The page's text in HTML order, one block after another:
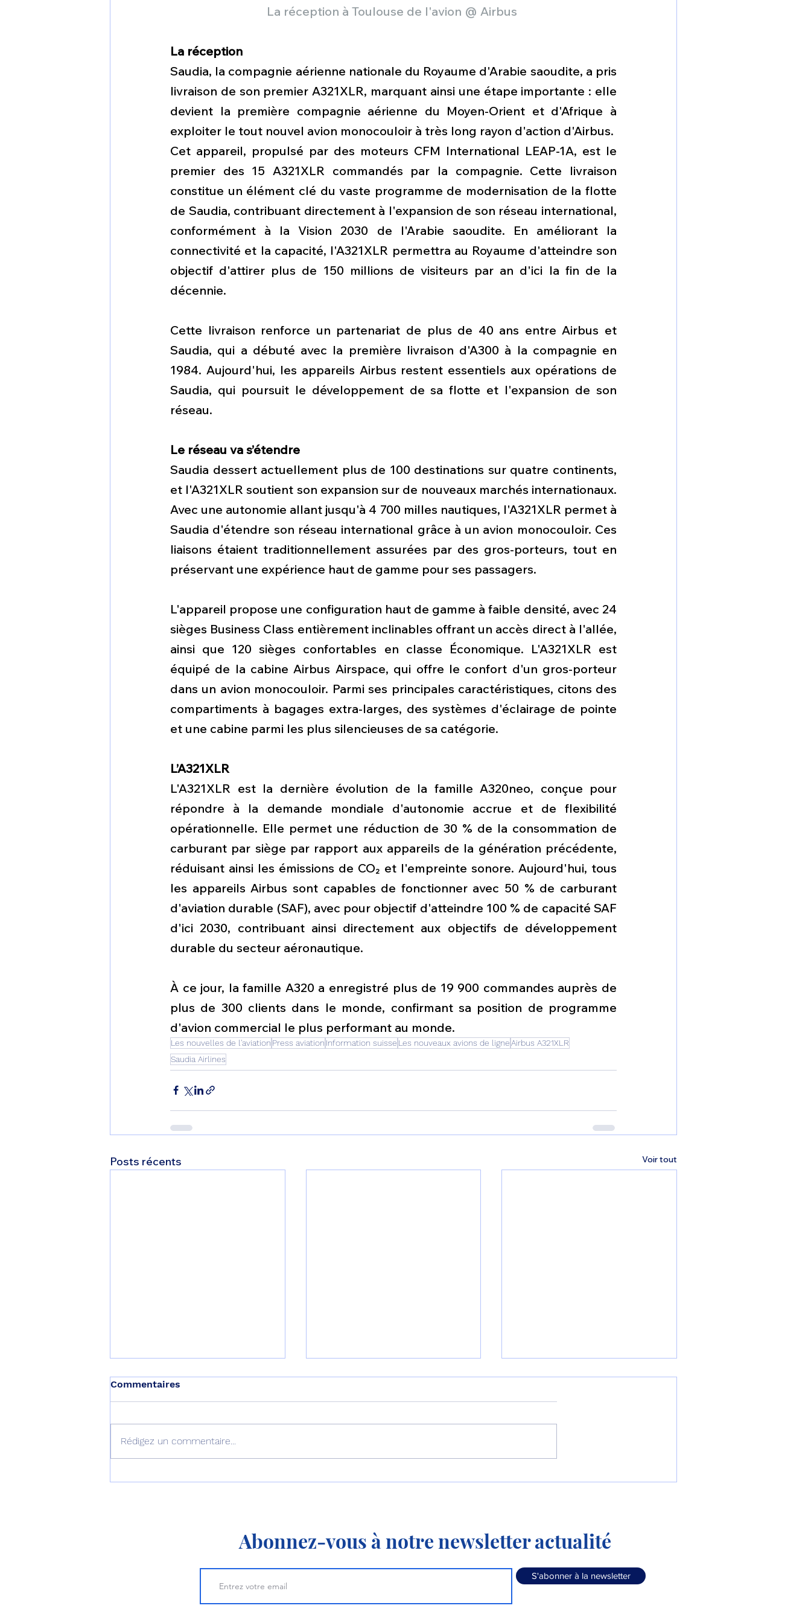
La réception à Toulouse de l'avion @ Airbus
La réception
Saudia, la compagnie aérienne nationale du Royaume d'Arabie saoudite, a pris
livraison de son premier A321XLR, marquant ainsi une étape importante : elle
devient la première compagnie aérienne du Moyen-Orient et d'Afrique à
exploiter le tout nouvel avion monocouloir à très long rayon d'action d'Airbus.
Cet appareil, propulsé par des moteurs CFM International LEAP-1A, est le
premier des 15 A321XLR commandés par la compagnie. Cette livraison
constitue un élément clé du vaste programme de modernisation de la flotte
de Saudia, contribuant directement à l'expansion de son réseau international,
conformément à la Vision 2030 de l'Arabie saoudite. En améliorant la
connectivité et la capacité, l'A321XLR permettra au Royaume d'atteindre son
objectif d'attirer plus de 150 millions de visiteurs par an d'ici la fin de la
décennie.
Cette livraison renforce un partenariat de plus de 40 ans entre Airbus et
Saudia, qui a débuté avec la première livraison d'A300 à la compagnie en
1984. Aujourd'hui, les appareils Airbus restent essentiels aux opérations de
Saudia, qui poursuit le développement de sa flotte et l'expansion de son
réseau.
Le réseau va s’étendre
Saudia dessert actuellement plus de 100 destinations sur quatre continents,
et l'A321XLR soutient son expansion sur de nouveaux marchés internationaux.
Avec une autonomie allant jusqu'à 4 700 milles nautiques, l'A321XLR permet à
Saudia d'étendre son réseau international grâce à un avion monocouloir. Ces
liaisons étaient traditionnellement assurées par des gros-porteurs, tout en
préservant une expérience haut de gamme pour ses passagers.
L'appareil propose une configuration haut de gamme à faible densité, avec 24
sièges Business Class entièrement inclinables offrant un accès direct à l'allée,
ainsi que 120 sièges confortables en classe Économique. L'A321XLR est
équipé de la cabine Airbus Airspace, qui offre le confort d'un gros-porteur
dans un avion monocouloir. Parmi ses principales caractéristiques, citons des
compartiments à bagages extra-larges, des systèmes d'éclairage de pointe
et une cabine parmi les plus silencieuses de sa catégorie.
L’A321XLR
L'A321XLR est la dernière évolution de la famille A320neo, conçue pour
répondre à la demande mondiale d'autonomie accrue et de flexibilité
opérationnelle. Elle permet une réduction de 30 % de la consommation de
carburant par siège par rapport aux appareils de la génération précédente,
réduisant ainsi les émissions de CO₂ et l'empreinte sonore. Aujourd'hui, tous
les appareils Airbus sont capables de fonctionner avec 50 % de carburant
d'aviation durable (SAF), avec pour objectif d'atteindre 100 % de capacité SAF
d'ici 2030, contribuant ainsi directement aux objectifs de développement
durable du secteur aéronautique.
À ce jour, la famille A320 a enregistré plus de 19 900 commandes auprès de
plus de 300 clients dans le monde, confirmant sa position de programme
d'avion commercial le plus performant au monde.
Les nouvelles de l'aviation Press aviation Information suisse Les nouveaux avions de ligneAirbus A321XLR
Saudia Airlines
Posts récents Voir tout
Commentaires
Rédigez un commentaire...
Abonnez-vous à notre newsletter actualité
S'abonner à la newsletter